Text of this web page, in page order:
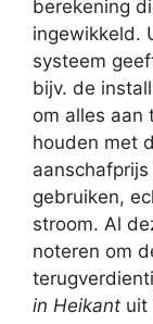
berekening
ingewikkeld.
systeem
bijv. de
om alles aan
houden met
gebruiken,
stroom. Al
noteren om
in Heikant uit